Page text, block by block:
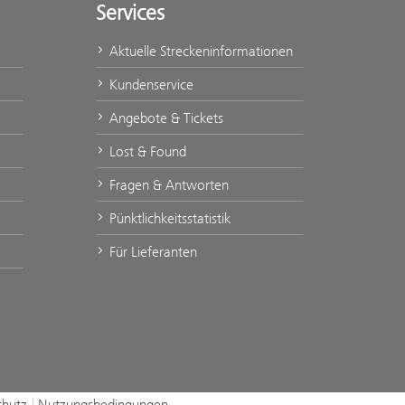
Services
Aktuelle Streckeninformationen
Kundenservice
Angebote & Tickets
Lost & Found
Fragen & Antworten
Pünktlichkeitsstatistik
Für Lieferanten